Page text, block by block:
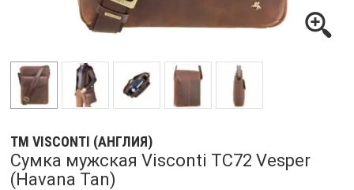
ТМ VISCONTI (АНГЛИЯ)
Сумка мужская Visconti TC72 Vesper
(Havana Tan)